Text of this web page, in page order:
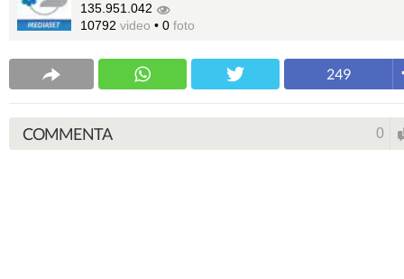
135.951.042
10792 video • 0 foto
249
COMMENTA 0